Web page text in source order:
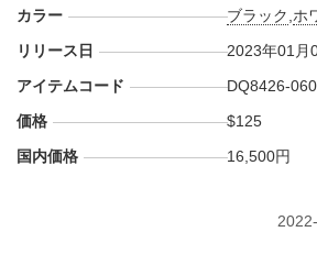
カラー
ブラック ホ
リリース日
2023年01月
アイテムコード
DQ8426-060
価格
$125
国内価格
16,500円